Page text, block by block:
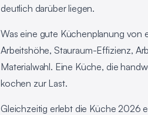
deutlich darüber liegen.
Was eine gute Küchenplanung von
Arbeitshöhe, Stauraum-Effizienz,
Materialwahl. Eine Küche, die
kochen zur Last.
Gleichzeitig erlebt die Küche 2026